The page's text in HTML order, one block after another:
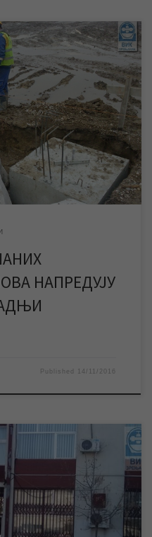
на градилишту, као и по
деловима градилишта
воде јасно је да киша,
током целе протекле
изградњи постројења за
до тога […]
НАПРЕДУЈУ
Published 14/11/2016
празник – Дан примирја
шалтери за пријем
ЈКП „Водовод и
поменутог празника